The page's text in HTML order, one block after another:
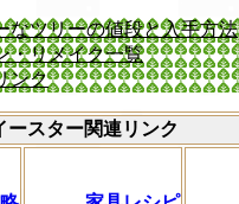
なツリーの値段と入手方法
・リメイク一覧
ンク
ースター関連リンク